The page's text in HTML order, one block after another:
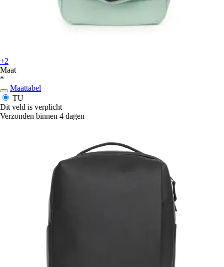
+2
Maat
*
Maattabel
TU
Dit veld is verplicht
Verzonden binnen 4 dagen